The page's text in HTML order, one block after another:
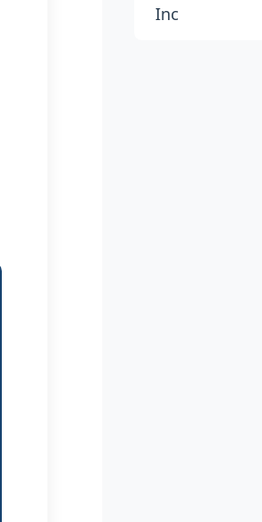
Inc